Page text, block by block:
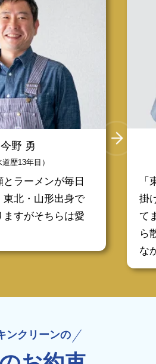
今野 勇
道歴13年目）
ラーメンが毎日
東北・山形出身で
ますがそちらは愛
掛
て
ら
な
ンクリーンの